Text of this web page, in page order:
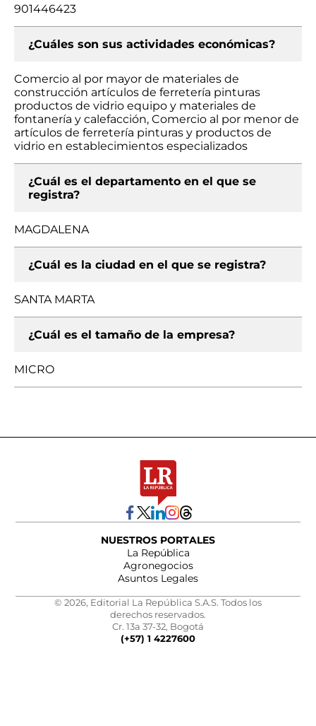
901446423
¿Cuáles son sus actividades económicas?
Comercio al por mayor de materiales de
construcción artículos de ferretería pinturas
productos de vidrio equipo y materiales de
fontanería y calefacción, Comercio al por menor de
artículos de ferretería pinturas y productos de
vidrio en establecimientos especializados
¿Cuál es el departamento en el que se
registra?
MAGDALENA
¿Cuál es la ciudad en el que se registra?
SANTA MARTA
¿Cuál es el tamaño de la empresa?
MICRO
NUESTROS PORTALES
La República
Agronegocios
Asuntos Legales
© 2026, Editorial La República S.A.S. Todos los
derechos reservados.
Cr. 13a 37-32, Bogotá
(+57) 1 4227600